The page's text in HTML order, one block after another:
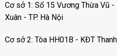
Cơ sở 1: Số 15 Vương Thừa Vũ -
Xuân - TP. Hà Nội
Cơ sở 2: Tòa HH01B - KĐT